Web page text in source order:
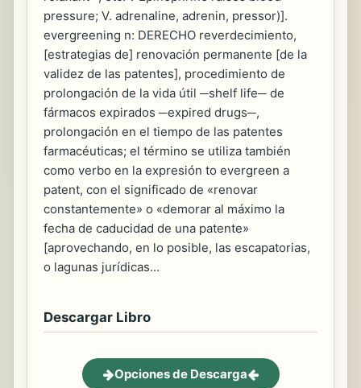
pressure; V. adrenaline, adrenin, pressor)].
evergreening n: DERECHO reverdecimiento,
[estrategias de] renovación permanente [de la
validez de las patentes], procedimiento de
prolongación de la vida útil ─shelf life─ de
fármacos expirados ─expired drugs─,
prolongación en el tiempo de las patentes
farmacéuticas; el término se utiliza también
como verbo en la expresión to evergreen a
patent, con el significado de «renovar
constantemente» o «demorar al máximo la
fecha de caducidad de una patente»
[aprovechando, en lo posible, las escapatorias,
o lagunas jurídicas...
Descargar Libro
Opciones de Descarga